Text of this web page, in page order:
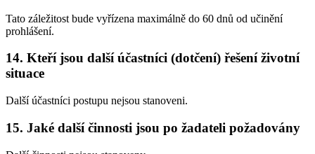
Tato záležitost bude vyřízena maximálně do 60 dnů od učinění
prohlášení.
14. Kteří jsou další účastníci (dotčení) řešení životní
situace
Další účastníci postupu nejsou stanoveni.
15. Jaké další činnosti jsou po žadateli požadovány